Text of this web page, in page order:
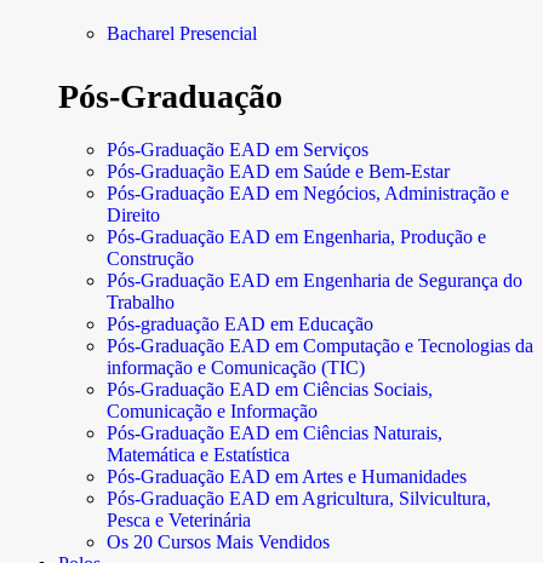
Bacharel Presencial
Pós-Graduação
Pós-Graduação EAD em Serviços
Pós-Graduação EAD em Saúde e Bem-Estar
Pós-Graduação EAD em Negócios, Administração e
Direito
Pós-Graduação EAD em Engenharia, Produção e
Construção
Pós-Graduação EAD em Engenharia de Segurança do
Trabalho
Pós-graduação EAD em Educação
Pós-Graduação EAD em Computação e Tecnologias da
informação e Comunicação (TIC)
Pós-Graduação EAD em Ciências Sociais,
Comunicação e Informação
Pós-Graduação EAD em Ciências Naturais,
Matemática e Estatística
Pós-Graduação EAD em Artes e Humanidades
Pós-Graduação EAD em Agricultura, Silvicultura,
Pesca e Veterinária
Os 20 Cursos Mais Vendidos